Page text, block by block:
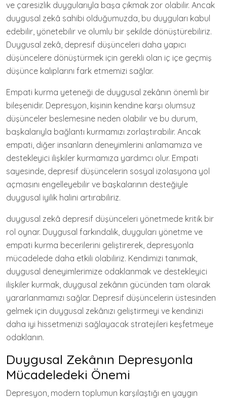
ve çaresizlik duygularıyla başa çıkmak zor olabilir. Ancak
duygusal zekâ sahibi olduğumuzda, bu duyguları kabul
edebilir, yönetebilir ve olumlu bir şekilde dönüştürebiliriz.
Duygusal zekâ, depresif düşünceleri daha yapıcı
düşüncelere dönüştürmek için gerekli olan iç içe geçmiş
düşünce kalıplarını fark etmemizi sağlar.
Empati kurma yeteneği de duygusal zekânın önemli bir
bileşenidir. Depresyon, kişinin kendine karşı olumsuz
düşünceler beslemesine neden olabilir ve bu durum,
başkalarıyla bağlantı kurmamızı zorlaştırabilir. Ancak
empati, diğer insanların deneyimlerini anlamamıza ve
destekleyici ilişkiler kurmamıza yardımcı olur. Empati
sayesinde, depresif düşüncelerin sosyal izolasyona yol
açmasını engelleyebilir ve başkalarının desteğiyle
duygusal iyilik halini artırabiliriz.
duygusal zekâ depresif düşünceleri yönetmede kritik bir
rol oynar. Duygusal farkındalık, duyguları yönetme ve
empati kurma becerilerini geliştirerek, depresyonla
mücadelede daha etkili olabiliriz. Kendimizi tanımak,
duygusal deneyimlerimize odaklanmak ve destekleyici
ilişkiler kurmak, duygusal zekânın gücünden tam olarak
yararlanmamızı sağlar. Depresif düşüncelerin üstesinden
gelmek için duygusal zekânızı geliştirmeyi ve kendinizi
daha iyi hissetmenizi sağlayacak stratejileri keşfetmeye
odaklanın.
Duygusal Zekânın Depresyonla
Mücadeledeki Önemi
Depresyon, modern toplumun karşılaştığı en yaygın